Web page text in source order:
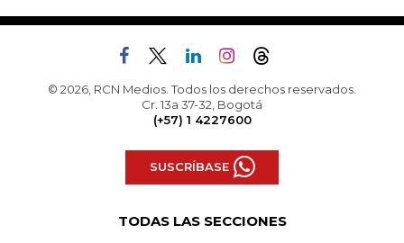
© 2026, RCN Medios. Todos los derechos reservados.
Cr. 13a 37-32, Bogotá
(+57) 1 4227600
SUSCRÍBASE
TODAS LAS SECCIONES